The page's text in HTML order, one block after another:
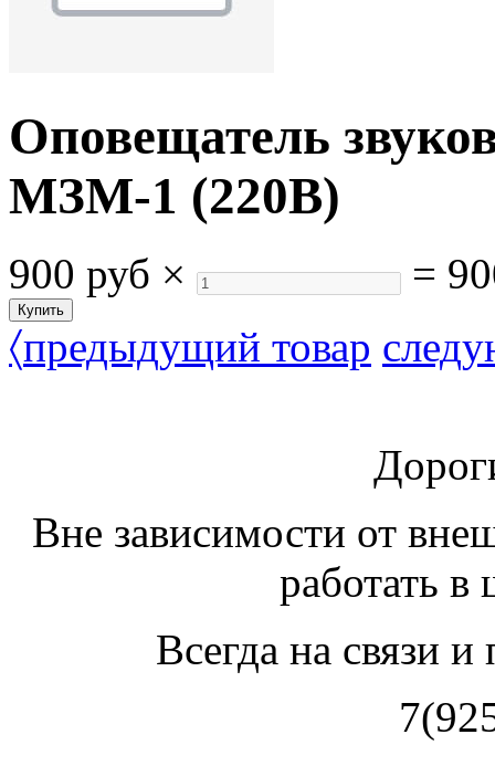
Оповещатель
МЗМ-1 (220В)
900 руб × =
〈предыдущий товар
Вне зависимости от
работать
Всегда на связи